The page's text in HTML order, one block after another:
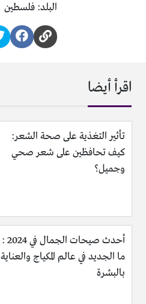
البلد: فلسطين
اقرأ أيضا
تأثير التغذية على صحة الشعر:
كيف تحافظين على شعر صحي
وجميل؟
أحدث صيحات الجمال في 2024 :
ما الجديد في عالم المكياج والعناية
بالبشرة